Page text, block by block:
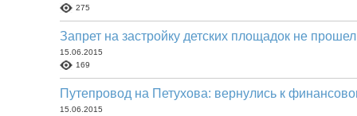
275
Запрет на застройку детских площадок не прошел
15.06.2015
169
Путепровод на Петухова: вернулись к
15.06.2015